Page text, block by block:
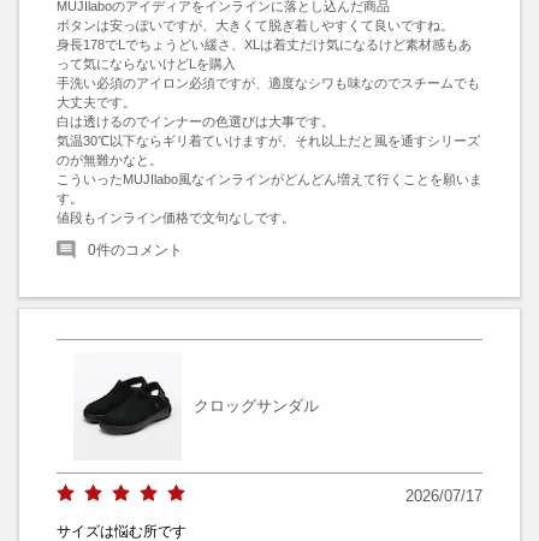
MUJIlaboのアイディアをインラインに落とし込んだ商品
ボタンは安っぽいですが、大きくて脱ぎ着しやすくて良いですね。
身長178でLでちょうどい緩さ、XLは着丈だけ気になるけど素材感もあ
って気にならないけどLを購入
手洗い必須のアイロン必須ですが、適度なシワも味なのでスチームでも
大丈夫です。
白は透けるのでインナーの色選びは大事です。
気温30℃以下ならギリ着ていけますが、それ以上だと風を通すシリーズ
のが無難かなと。
こういったMUJIlabo風なインラインがどんどん増えて行くことを願いま
す。
値段もインライン価格で文句なしです。
0件のコメント
クロッグサンダル
2026/07/17
サイズは悩む所です